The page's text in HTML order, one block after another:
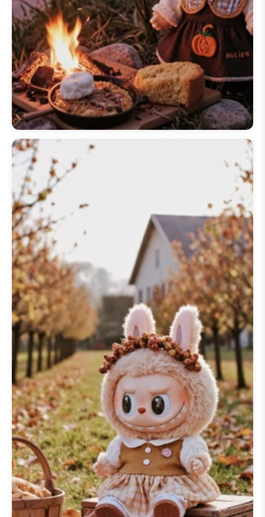
papel de parede animado labubu
em loop ou a funcionalidade única
delanterna de papel de parede
animado labubu para um toque
interativo. Obter o seu fundo
animado favorito é simples, com o
nosso processo de
download de
papel de parede animado labubu
para iphonea ser rápido e fácil de
usar. Mergulhe no mundo animado
Parede de Ação de Graças do
brincalhona de Labubu alegrar o
seu dia.